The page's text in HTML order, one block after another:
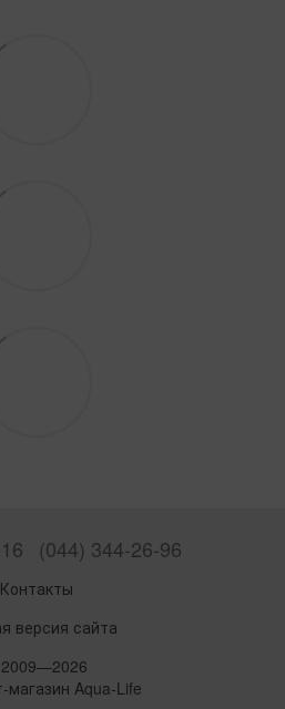
(044) 344-26-96
Контакты
версия сайта
магазин Aqua-Life